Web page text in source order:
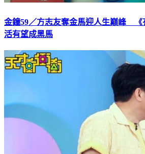
金鐘59／方志友奪金馬迎人生巔峰 《